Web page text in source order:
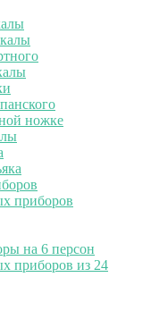
ножке
приборов
на 6 персон
приборов из 24